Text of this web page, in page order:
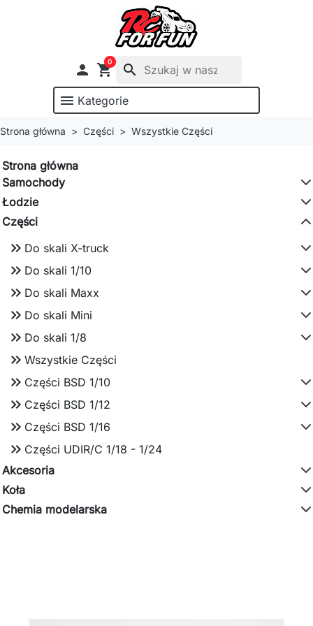
 shopping_cart
0
search
menu Kategorie
Strona główna Części Wszystkie Części
Strona główna
Samochody
Łodzie
Części
keyboard_double_arrow_right Do skali X-truck
keyboard_double_arrow_right Do skali 1/10
keyboard_double_arrow_right Do skali Maxx
keyboard_double_arrow_right Do skali Mini
keyboard_double_arrow_right Do skali 1/8
keyboard_double_arrow_right Wszystkie Części
keyboard_double_arrow_right Części BSD 1/10
keyboard_double_arrow_right Części BSD 1/12
keyboard_double_arrow_right Części BSD 1/16
keyboard_double_arrow_right Części UDIR/C 1/18 - 1/24
Akcesoria
Koła
Chemia modelarska